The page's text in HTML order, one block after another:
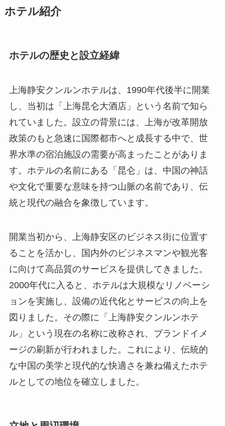
し、当初は「上海昆仑大酒店」という名前で知ら
れていました。設立の背景には、上海が改革開放
政策のもと急速に国際都市へと成長する中で、世
界水準の宿泊施設の需要が高まったことがありま
す。ホテルの名前にある「昆仑」は、中国の神話
や文化で重要な意味を持つ山脈の名前であり、伝
統と現代の融合を象徴しています。
ることを活かし、国内外のビジネスマンや観光客
に向けて高品質のサービスを提供してきました。
2000年代に入ると、ホテルは大規模なリノベーシ
ョンを実施し、設備の近代化とサービスの向上を
図りました。その際に「上海静安クンルンホテ
ル」という現在の名称に改称され、ブランドイメ
ージの刷新が行われました。これにより、伝統的
な中国の美学と現代的な快適さを兼ね備えたホテ
ルとしての地位を確立しました。